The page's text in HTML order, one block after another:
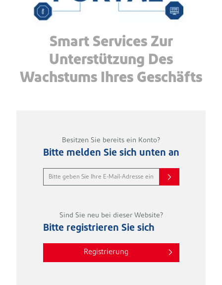
Smart Services Zur
Unterstützung Des
Wachstums Ihres Geschäfts
Besitzen Sie bereits ein Konto?
Bitte melden Sie sich unten an
Sind Sie neu bei dieser Website?
Bitte registrieren Sie sich
Registrierung